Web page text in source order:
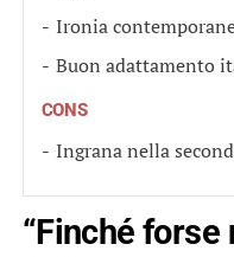
Ironia
Buon adattamento
CONS
Ingrana nella
“Finché forse